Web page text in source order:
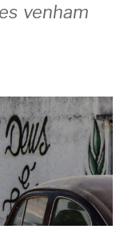
venham